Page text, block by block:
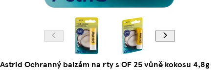
Astrid Ochranný balzám na rty s OF 25 vůně kokosu 4,8g